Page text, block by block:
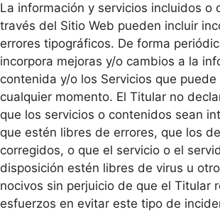
La información y servicios incluidos o
través del Sitio Web pueden incluir
errores tipográficos. De forma
incorpora mejoras y/o cambios a la
contenida y/o los Servicios que
cualquier momento. El Titular no
que los servicios o contenidos sean
que estén libres de errores, que los
corregidos, o que el servicio o el
disposición estén libres de virus u
nocivos sin perjuicio de que el Titular
esfuerzos en evitar este tipo de